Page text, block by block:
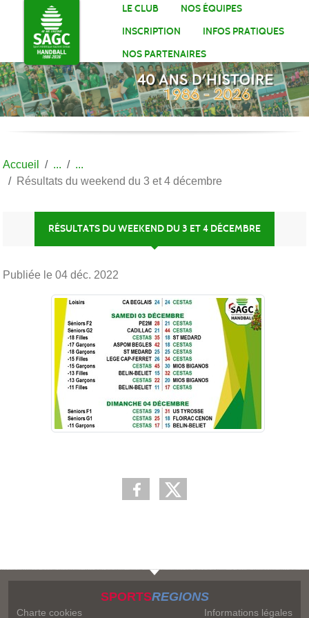
LE CLUB
NOS ÉQUIPES
INSCRIPTION
INFOS PRATIQUES
NOS PARTENAIRES
Accueil
Résultats du weekend du 3 et 4 décembre
RÉSULTATS DU WEEKEND DU 3 ET 4 DÉCEMBRE
Publiée le 04 déc. 2022
SPORTSREGIONS
Charte cookies Informations légales
Panneau de gestion des cookies